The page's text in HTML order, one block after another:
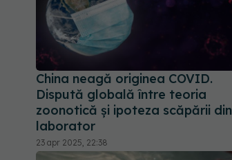
China neagă originea COVID.
Dispută globală între teoria
zoonotică și ipoteza scăpării din
laborator
23 apr 2025, 22:38